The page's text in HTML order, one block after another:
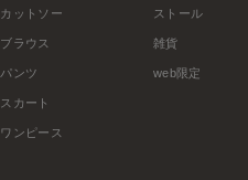
カットソー
ブラウス
パンツ
スカート
ワンピース
ストール
雑貨
web限定